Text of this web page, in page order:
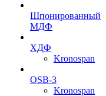
Шпонированный
МДФ
ХДФ
Kronospan
OSB-3
Kronospan